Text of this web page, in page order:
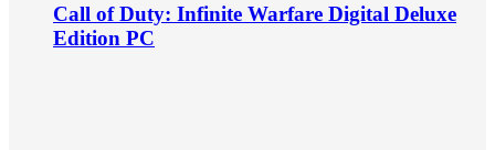
Call of Duty: Infinite Warfare Digital Deluxe
Edition PC